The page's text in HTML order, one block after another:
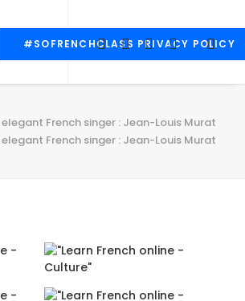
#SOFRENCHCLASS PRIVACY POLICY
French singer : Jean-Louis Murat
French singer : Jean-Louis Murat